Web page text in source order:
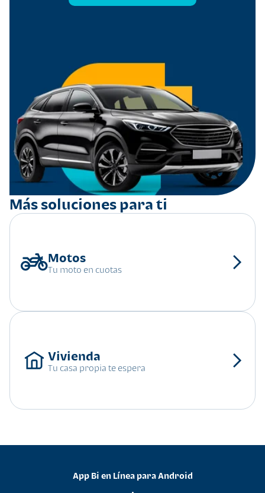
Más soluciones para ti
Tu moto en cuotas
Tu casa propia te espera
App Bi en Línea para Android